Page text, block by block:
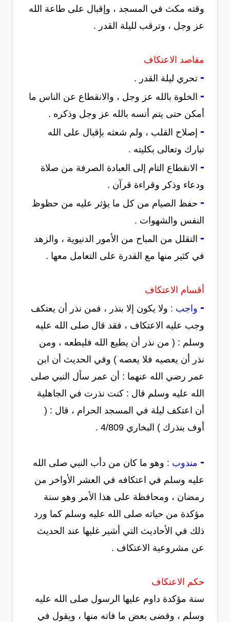
وقته مكث في المسجد ، وإقبال على طاعة الله
عز وجل ، وترقب لليلة القدر .
مقاصد الاعتكاف
- تحري ليلة القدر .
- الخلوة بالله عز وجل ، والانقطاع عن الناس ما
أمكن حتى يتم أنسه بالله عز وجل وذكره .
- إصلاح القلب ، ولم شعثه بإقبال على الله
تبارك وتعالى بكليته .
- الانقطاع التام إلى العبادة الصرفة من صلاة
ودعاء وذكر وقراءة قرآن .
- حفظ الصيام من كل ما يؤثر عليه من حظوظ
النفس والشهوات .
- التقلل من المباح من الأمور الدنيوية ، والزهد
في كثير منها مع القدرة على التعامل معها .
أقسام الاعتكاف
- واجب : ولا يكون إلا بنذر ، فمن نذر أن يعتكف
وجب عليه الاعتكاف ، فقد قال صلى الله عليه
وسلم : ( من نذر أن يطيع الله فليطعه ، ومن
نذر أن يعصيه فلا يعصه ) وفي الحديث أن ابن
عمر رضي الله عنهما : أن عمر سأل النبي صلى
الله عليه وسلم قال : كنت نذرت في الجاهلية
أن اعتكف ليلة في المسجد الحرام ، قال : (
أوف بنذرك ) البخاري 4/809 .
- مندوب : وهو ما كان من دأب النبي صلى الله
عليه وسلم في اعتكافه في العشر الأواخر من
رمضان ، ومحافظة على هذا الأمر وهو سنة
مؤكدة من حياته صلى الله عليه وسلم كما ورد
ذلك في الأحاديث التي أشير غليها عند الحديث
عن مشروعية الاعتكاف .
حكم الاعتكاف
سنة مؤكدة داوم عليها الرسول صلى الله عليه
وسلم ، وقضى بعض ما فاته منها ، ويقول في